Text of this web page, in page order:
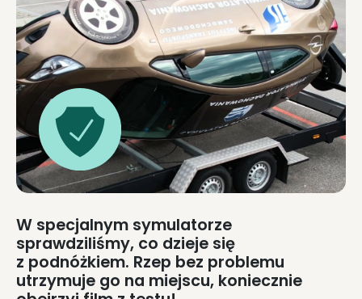
W specjalnym symulatorze
sprawdziliśmy, co dzieje się
z podnóżkiem. Rzep bez problemu
utrzymuje go na miejscu, koniecznie